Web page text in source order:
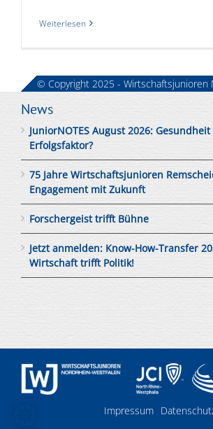
Weiterlesen
News
JuniorNOTES August 2026: Gesundheit
Erfolgsfaktor?
75 Jahre Wirtschaftsjunioren
Engagement mit Zukunft
Forschergeist trifft Bühne
Jetzt anmelden: Know-How-Transfer
Wirtschaft trifft Politik!
© Copyright 2025 - Wirtschaftsjunioren
Impressum